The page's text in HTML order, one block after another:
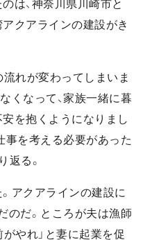
は、神奈川県川崎市と
クアラインの建設がき
流れが変わってしまいま
くなって、家族一緒に暮
を抱くようになりまし
事を考える必要があった
返る。
アクアラインの建設に
のだ。ところが夫は漁師
がやれ」と妻に起業を促